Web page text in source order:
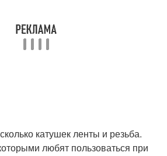
катушек ленты и резьба.
любят пользоваться при